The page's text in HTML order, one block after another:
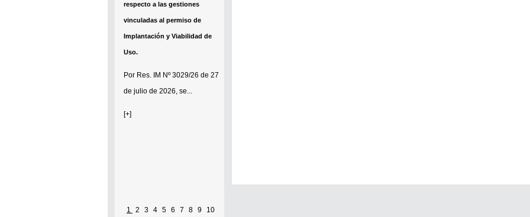
respecto a las gestiones
vinculadas al permiso de
Implantación y Viabilidad de
Uso.
Por Res. IM Nº 3029/26 de 27
de julio de 2026, se...
[+]
1 2 3 4 5 6 7 8 9 10